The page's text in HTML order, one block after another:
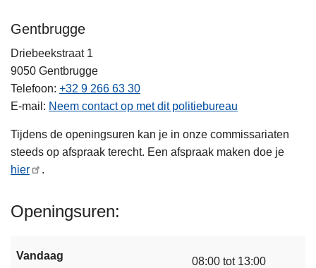
Gentbrugge
Driebeekstraat 1
9050 Gentbrugge
Telefoon +32 9 266 63 30
E-mail
Neem contact op met dit politiebureau
Tijdens de openingsuren kan je in onze commissariaten
steeds op afspraak terecht. Een afspraak maken doe je
hier
.
Openingsuren
Vandaag 08:00 tot 13:00